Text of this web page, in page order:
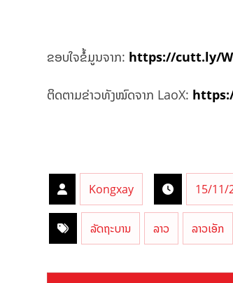
ຂອບໃຈຂໍ້ມູນຈາກ: https://cutt.ly/
ຕິດຕາມຂ່າວທັງໝົດຈາກ LaoX:
Kongxay 15/11/
ລັດຖະບານ ລາວ ລາວເອັກ